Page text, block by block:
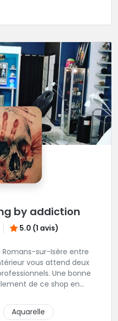
by addiction
5.0 (1 avis)
sur-Isère entre
vous attend deux
Une bonne
de ce shop en
Aquarelle